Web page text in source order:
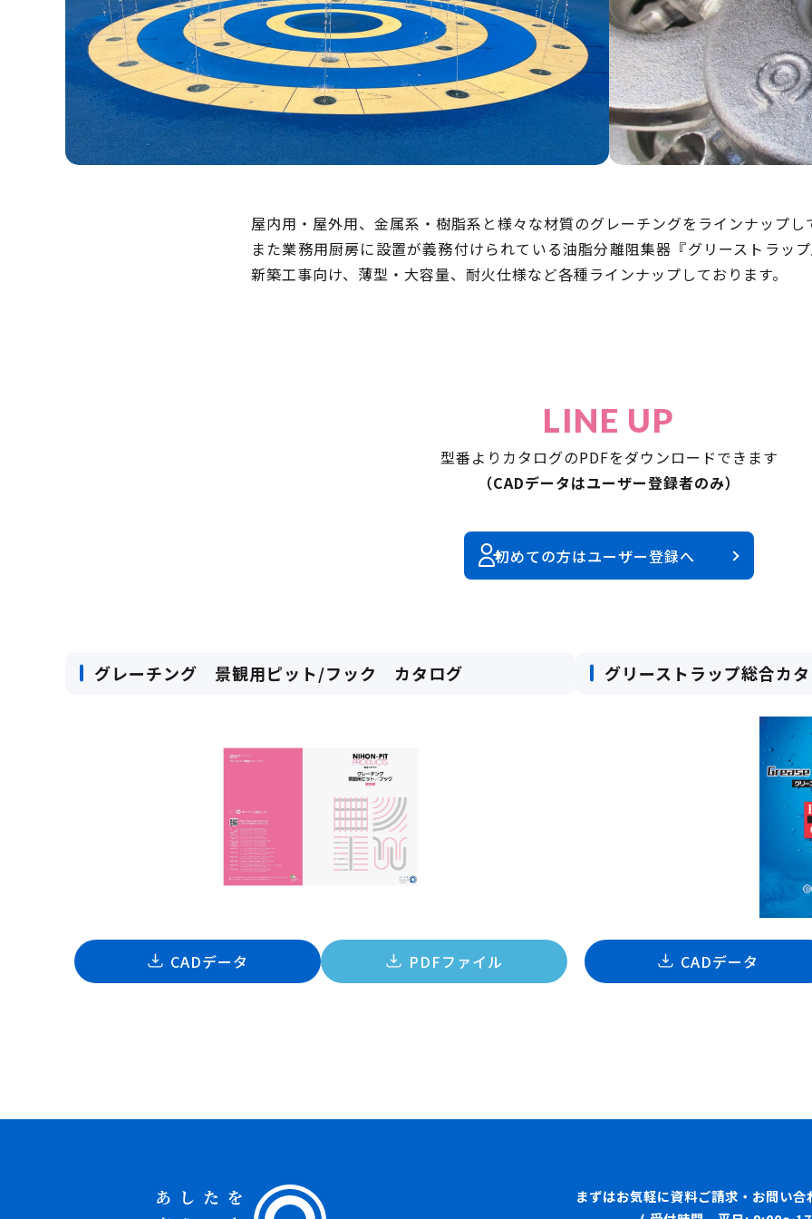
屋内用・屋外用、金属系・樹脂系と様々な材質のグレーチングをラインナップし
また業務用厨房に設置が義務付けられている油脂分離阻集器『グリーストラッ
新築工事向け、薄型・大容量、耐火仕様など各種ラインナップしております。
LINE UP
型番よりカタログのPDFをダウンロードできます
（CADデータはユーザー登録者のみ）
初めての方はユーザー登録へ
グレーチング 景観用ピット/フック カタログ
CADデータ PDFファイル
グリーストラップ総合カ
CADデータ
まずはお気軽に資料ご請求・お問い